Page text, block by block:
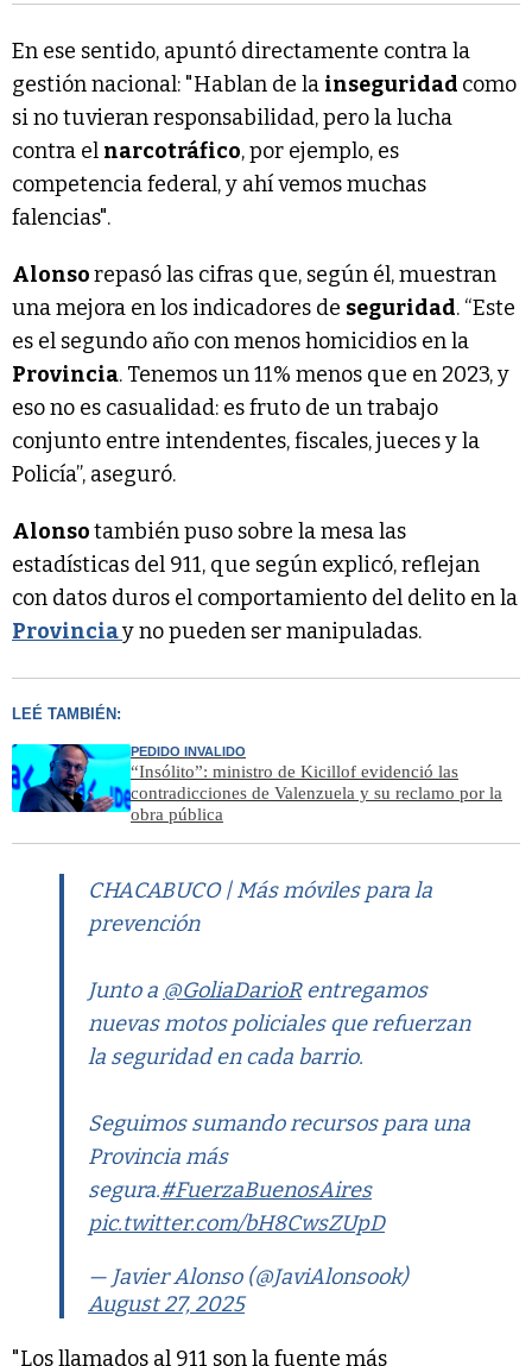
En ese sentido, apuntó directamente contra la
gestión nacional: "Hablan de la inseguridad como
si no tuvieran responsabilidad, pero la lucha
contra el narcotráfico, por ejemplo, es
competencia federal, y ahí vemos muchas
falencias".
Alonsorepasó las cifras que, según él, muestran
una mejora en los indicadores de seguridad. “Este
es el segundo año con menos homicidios en la
Provincia. Tenemos un 11% menos que en 2023, y
eso no es casualidad: es fruto de un trabajo
conjunto entre intendentes, fiscales, jueces y la
Policía”, aseguró.
Alonsotambién puso sobre la mesa las
estadísticas del 911, que según explicó, reflejan
con datos duros el comportamiento del delito en la
Provinciay no pueden ser manipuladas.
LEÉ TAMBIÉN:
PEDIDO INVALIDO
“Insólito”: ministro de Kicillof evidenció las
contradicciones de Valenzuela y su reclamo por la
obra pública
CHACABUCO | Más móviles para la
prevención
Junto a @GoliaDarioRentregamos
nuevas motos policiales que refuerzan
la seguridad en cada barrio.
Seguimos sumando recursos para una
Provincia más
segura.#FuerzaBuenosAires
pic.twitter.com/bH8CwsZUpD
— Javier Alonso (@JaviAlonsook)
August 27, 2025
"Los llamados al 911 son la fuente más